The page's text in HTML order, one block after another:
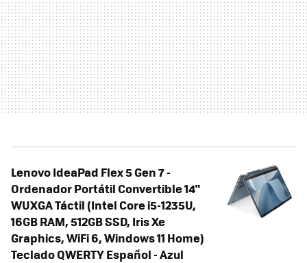
Lenovo IdeaPad Flex 5 Gen 7 -
Ordenador Portátil Convertible 14"
WUXGA Táctil (Intel Core i5-1235U,
16GB RAM, 512GB SSD, Iris Xe
Graphics, WiFi 6, Windows 11 Home)
Teclado QWERTY Español - Azul